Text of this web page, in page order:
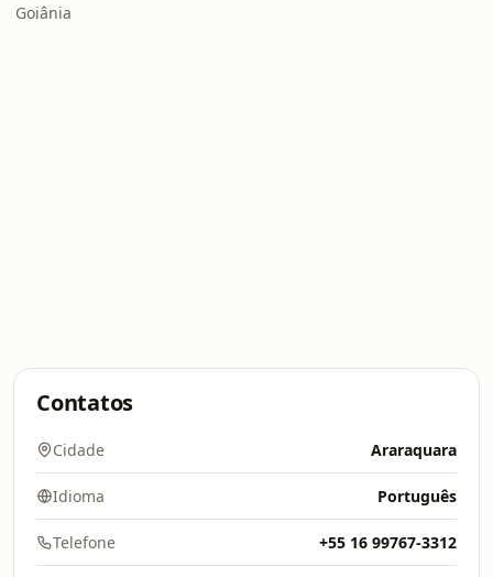
Goiânia
Contatos
Cidade Araraquara
Idioma Português
Telefone +55 16 99767-3312